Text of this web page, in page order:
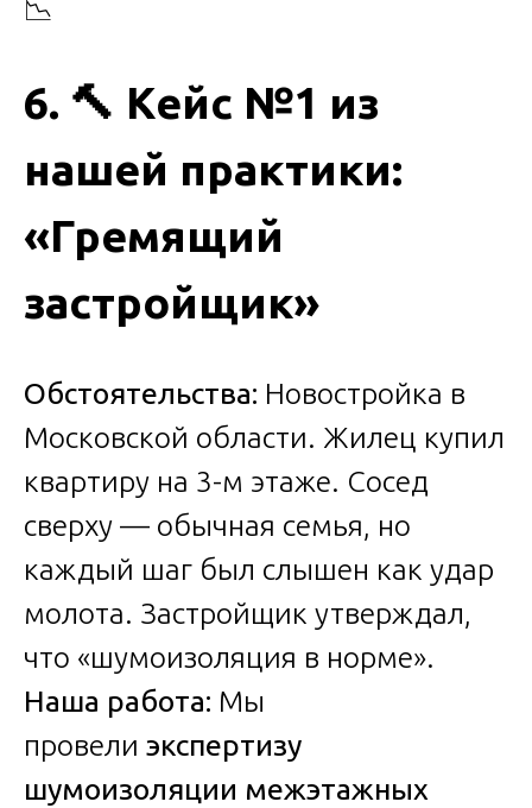
📉
6. 🔨 Кейс №1 из
нашей практики:
«Гремящий
застройщик»
Обстоятельства: Новостройка в
Московской области. Жилец купил
квартиру на 3-м этаже. Сосед
сверху — обычная семья, но
каждый шаг был слышен как удар
молота. Застройщик утверждал,
что «шумоизоляция в норме».
Наша работа: Мы
провели экспертизу
шумоизоляции межэтажных